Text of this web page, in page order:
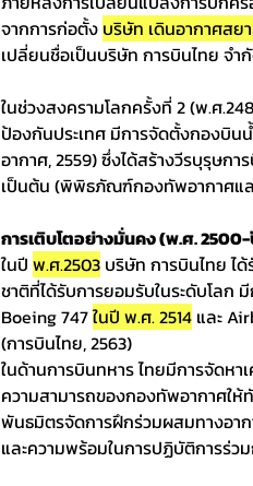
จากการก่อตั้ง บริษัท เดินอากาศสย
เปลี่ยนชื่อเป็นบริษัท การบินไทย จำ
ในช่วงสงครามโลกครั้งที่ 2 (พ.ศ
ป้องกันประเทศ มีการจัดตั้งกองบิน
อากาศ, 2559) ซึ่งได้สร้างวีรบุรุษ
เป็นต้น (พิพิธภัณฑ์กองทัพอากาศแล
การเติบโตอย่างมั่นคง (พ.ศ.
ในปี พ.ศ.2503 บริษัท การบินไทย ไ
ชาติที่ได้รับการยอมรับในระดับโลก
Boeing 747 ในปี พ.ศ. 2514 และ
(การบินไทย, 2563)
ในด้านการบินทหาร ไทยมีการจัดหา
ความสามารถของกองทัพอากาศใ
พันธมิตรจัดการฝึกร่วมผสมทางอา
และความพร้อมในการปฏิบัติการร่ว